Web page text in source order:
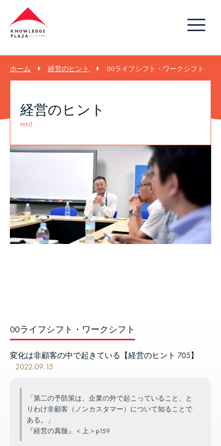
ホーム 経営のヒント 00ライフシフト・ワークシフト
経営のヒント
HINT
00ライフシフト・ワークシフト
変化は非顧客の中で起きている【経営のヒント 705】
2022.09.15
「第二の予防策は、企業の外で起こっていること、と
りわけ非顧客（ノンカスタマー）について知ることで
ある。」
『経営の真髄』＜上＞p159